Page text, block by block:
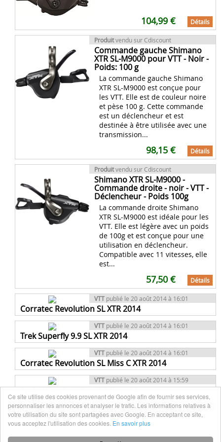
104,99 € Détails
Produitvendu sur Cdiscount
Commande gauche Shimano
XTR SL-M9000 pour VTT - Noir -
Poids: 100 g
La commande gauche Shimano
XTR SL-M9000 est conçue pour
les VTT. Elle est de couleur noire
et pèse 100 g. Cette commande
est un déclencheur et est
destinée à être utilisée avec une
transmission...
98,15 € Détails
Produitvendu sur Cdiscount
Shimano XTR SL-M9000 -
Commande droite - noir - VTT -
Déclencheur - Poids 100g
La commande droite Shimano
XTR SL-M9000 est idéale pour les
VTT. Elle est légère avec un poids
de 100g et est conçue pour une
utilisation en déclencheur.
Compatible avec 11 vitesses, elle
est...
57,50 € Détails
VTT publié le 20 août 2014 à 16:01
Corratec Revolution SL XTR 2014
VTT publié le 20 août 2014 à 16:01
Trek Superfly 9.9 SL XTR 2014
VTT publié le 20 août 2014 à 16:01
Corratec Revolution SL Miss C XTR 2014
VTT publié le 20 août 2014 à 15:59
Trek Superfly FS 9.9 SL XTR 2014
VTTpublié le 20 août 2014 à 15:59
Corratec X-Bow 29 SL XTR 2014
Ce site utilise des cookies provenant de Google afin de fournir ses services,
personnaliser les annonces et analyser le trafic. Les informations relatives à
votre utilisation du site sont partagées avec Google. En acceptant ce site,
vous acceptez l'utilisation des cookies. En savoir plus